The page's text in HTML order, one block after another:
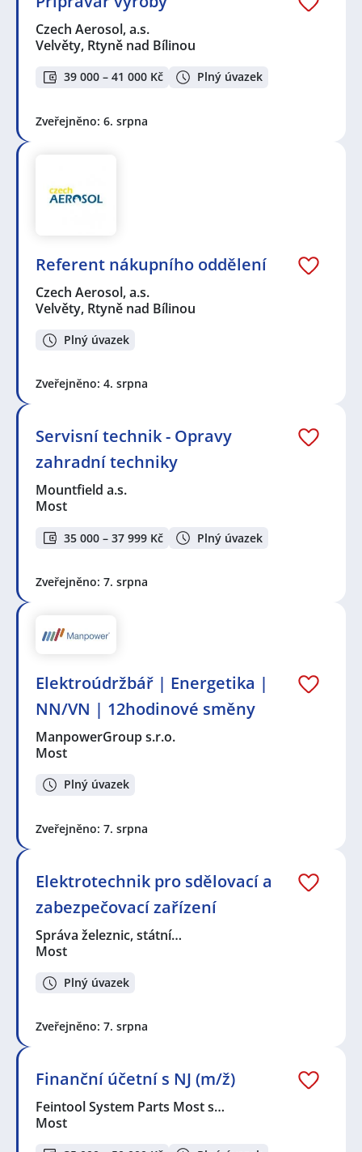
Czech Aerosol, a.s.
Velvěty, Rtyně nad Bílinou
39 000 – 41 000 Kč Plný úvazek
Zveřejněno: 6. srpna
Referent nákupního oddělení
Czech Aerosol, a.s.
Velvěty, Rtyně nad Bílinou
Plný úvazek
Zveřejněno: 4. srpna
Servisní technik - Opravy
zahradní techniky
Mountfield a.s.
Most
35 000 – 37 999 Kč Plný úvazek
Zveřejněno: 7. srpna
Elektroúdržbář | Energetika |
NN/VN | 12hodinové směny
ManpowerGroup s.r.o.
Most
Plný úvazek
Zveřejněno: 7. srpna
Elektrotechnik pro sdělovací a
zabezpečovací zařízení
Správa železnic, státní…
Most
Plný úvazek
Zveřejněno: 7. srpna
Finanční účetní s NJ (m/ž)
Feintool System Parts Most s…
Most